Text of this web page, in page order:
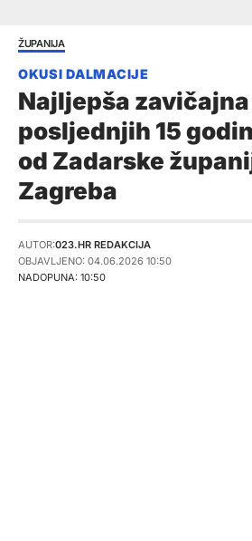
ŽUPANIJA
Najljepša
posljednjih 15
od Zadarske
Zagreba
NADOPUNA: 10:50
AUTOR:023.HR REDAKCIJA
OBJAVLJENO: 04.06.2026 10:50